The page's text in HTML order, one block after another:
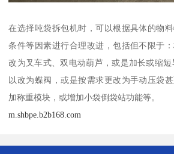
在选择吨袋拆包机时，可以根据具体的物
条件等因素进行合理改进，包括但不限于
改为叉车式、双电动葫芦，或是加长或缩
以改为蝶阀，或是按需求更改为手动压袋
加称重模块，或增加小袋倒袋站功能等。
m.shbpe.b2b168.com